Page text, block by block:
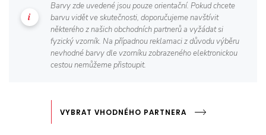
Barvy zde uvedené jsou pouze orientační. Pokud chcete
barvu vidět ve skutečnosti, doporučujeme navštívit
některého z našich obchodních partnerů a vyžádat si
fyzický vzorník. Na případnou reklamaci z důvodu výběru
nevhodné barvy dle vzorníku zobrazeného elektronickou
cestou nemůžeme přistoupit.
VYBRAT VHODNÉHO PARTNERA